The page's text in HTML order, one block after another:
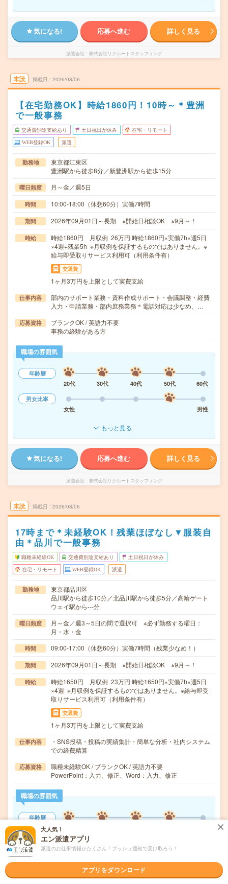
気になる! 応募へ進む 詳しく見る
派遣会社 株式会社リクルートスタッフィング
未読 掲載日 2026/08/06
【在宅勤務OK】時給1860円！10時～＊豊洲
で一般事務
交通費別途支給あり 土日祝日が休み 在宅・リモート
WEB登録OK 派遣
勤務地
東京都江東区
豊洲駅から徒歩8分／新豊洲駅から徒歩15分
曜日頻度 月～金／週5日
時間 10:00-18:00（休憩60分）実働7時間
期間 2026年09月01日～長期 ※開始日相談OK ※9月～！
時給
時給1860円 月収例 26万円 時給1860円×実働7h×週5日
×4週+残業5h ※月収例を保証するものではありません。※
給与即受取りサービス利用可（利用条件有）
交通費
1ヶ月3万円を上限として実費支給
仕事内容
部内のサポート業務・資料作成サポート・会議調整・経費
入力・申請業務・部内庶務業務＊電話対応は少なめ、…
応募資格
ブランクOK / 英語力不要
事務の経験がある方
職場の雰囲気
年齢層
20代
30代 40代 50代
60代
男女比率
女性
男性
もっと見る
気になる! 応募へ進む 詳しく見る
派遣会社 株式会社リクルートスタッフィング
未読 掲載日 2026/08/06
17時まで＊未経験OK！残業ほぼなし▼服装自
由＊品川で一般事務
職種未経験OK 交通費別途支給あり 土日祝日が休み
在宅・リモート WEB登録OK 派遣
勤務地
東京都品川区
品川駅から徒歩10分／北品川駅から徒歩5分／高輪ゲート
ウェイ駅から---分
曜日頻度
月～金／週3～5日の間で選択可 ※必ず勤務する曜日：
月・水・金
時間 09:00-17:00（休憩60分）実働7時間（残業少なめ！）
期間 2026年09月01日～長期 ※開始日相談OK ※9月～！
時給
時給1650円 月収例 23万円 時給1650円×実働7h×週5日
×4週 ※月収例を保証するものではありません。※給与即受
取りサービス利用可（利用条件有）
交通費
1ヶ月3万円を上限として実費支給
仕事内容
・SNS投稿・投稿の実績集計・簡単な分析・社内システム
での経費精算
応募資格
職種未経験OK / ブランクOK / 英語力不要
PowerPoint：入力、修正、Word：入力、修正
職場の雰囲気
年齢層
職場の様子
活気がある
もっと見る
大人気！
エン派遣アプリ
派遣のお仕事情報がたくさん！プッシュ通知で受け取ろう！
アプリをダウンロード